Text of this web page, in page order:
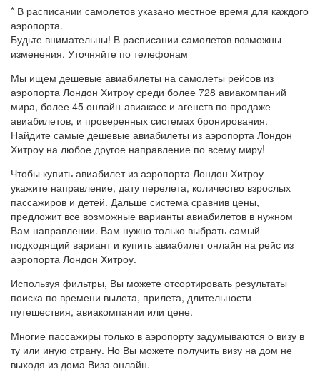
* В расписании самолетов указано местное время для каждого
аэропорта.
Будьте внимательны! В расписании самолетов возможны
изменения. Уточняйте по телефонам
Мы ищем дешевые авиабилеты на самолеты рейсов из
аэропорта Лондон Хитроу среди более 728 авиакомпаний
мира, более 45 онлайн-авиакасс и агенств по продаже
авиабилетов, и проверенных системах бронирования.
Найдите самые дешевые авиабилеты из аэропорта Лондон
Хитроу на любое другое направление по всему миру!
Чтобы купить авиабилет из аэропорта Лондон Хитроу —
укажите направление, дату перелета, количество взрослых
пассажиров и детей. Дальше система сравнив цены,
предложит все возможные варианты авиабилетов в нужном
Вам направлении. Вам нужно только выбрать самый
подходящий вариант и купить авиабилет онлайн на рейс из
аэропорта Лондон Хитроу.
Используя фильтры, Вы можете отсортировать результаты
поиска по времени вылета, прилета, длительности
путешествия, авиакомпании или цене.
Многие пассажиры только в аэропорту задумываются о визу в
ту или иную страну. Но Вы можете получить визу на дом не
выходя из дома Виза онлайн.